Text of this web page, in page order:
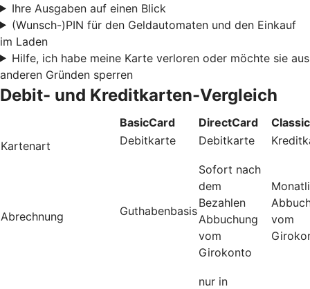
Ihre Ausgaben auf einen Blick
(Wunsch-)PIN für den Geldautomaten und den Einkauf
im Laden
Hilfe, ich habe meine Karte verloren oder möchte sie aus
anderen Gründen sperren
Debit- und Kreditkarten-Vergleich
BasicCard DirectCard
Kartenart
Debitkarte Debitkarte
Abrechnung Guthabenbasis
Sofort nach
dem
Bezahlen
Abbuchung
vom
Girokonto
vom
nur in